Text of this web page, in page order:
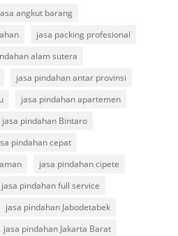
angkut barang
jasa packing profesional
alam sutera
jasa pindahan antar provinsi
jasa pindahan apartemen
jasa pindahan Bintaro
pindahan cepat
jasa pindahan cipete
jasa pindahan full service
jasa pindahan Jabodetabek
jasa pindahan Jakarta Barat